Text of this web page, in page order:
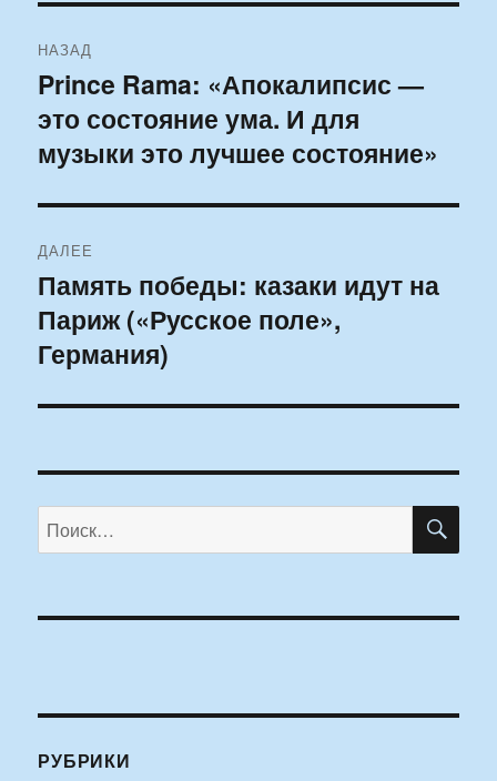
по
записям
НАЗАД
Предыдущая
запись:
Prince Rama: «Апокалипсис —
это состояние ума. И для
музыки это лучшее состояние»
ДАЛЕЕ
Следующая
запись:
Память победы: казаки идут на
Париж («Русское поле»,
Германия)
Искать:
РУБРИКИ